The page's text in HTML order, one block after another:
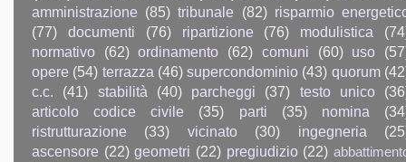
amministrazione (85) tribunale (82) risparmio
(77)
documenti (76) ripartizione (76) modulistica
normativo
(62) ordinamento (62) comuni (60) uso
opere (54) terrazza (46) supercondominio (43) quorum
c.c.
(41) stabilità (40) parcheggi (37) testo unico
articolo codice civile
(35) parti (35) nomina
ristrutturazione
(33) vicinato (30) ingegneria
ascensore (22) geometri (22) pregiudizio (22)